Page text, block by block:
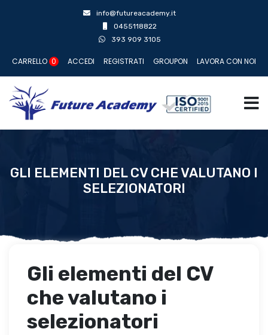
info@futureacademy.it
0455118822
393 909 3105
CARRELLO 0 ACCEDI REGISTRATI GROUPON LAVORA CON NOI
GLI ELEMENTI DEL CV CHE VALUTANO I
SELEZIONATORI
Gli elementi del CV
che valutano i
selezionatori